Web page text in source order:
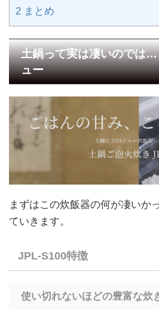
2 まとめ
土鍋って実は凄いのでは
ュー
まずはこの炊飯器の何が凄いか
ていきます。
JPL-S100特徴
使い切れないほどの豊富な炊